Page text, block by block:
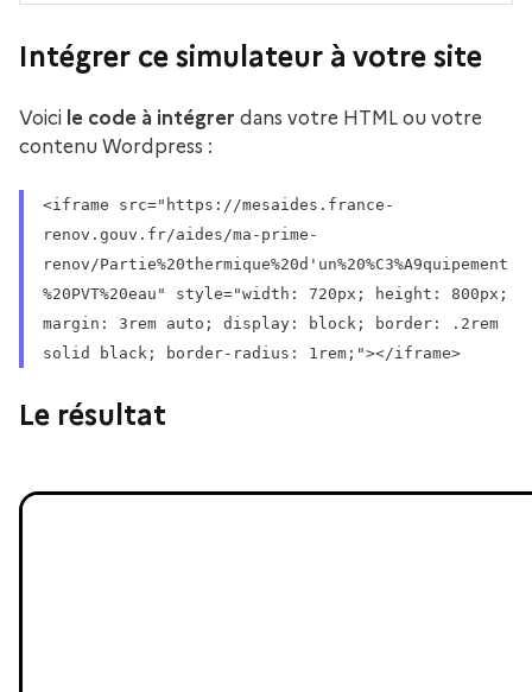
Intégrer ce simulateur à votre site
Voici le code à intégrer dans votre HTML ou votre
contenu Wordpress :
<iframe src="https://mesaides.france-
renov.gouv.fr/aides/ma-prime-
renov/Partie%20thermique%20d'un%20%C3%A9quipement
%20PVT%20eau" style="width: 720px; height: 800px;
margin: 3rem auto; display: block; border: .2rem
solid black; border-radius: 1rem;"></iframe>
Le résultat